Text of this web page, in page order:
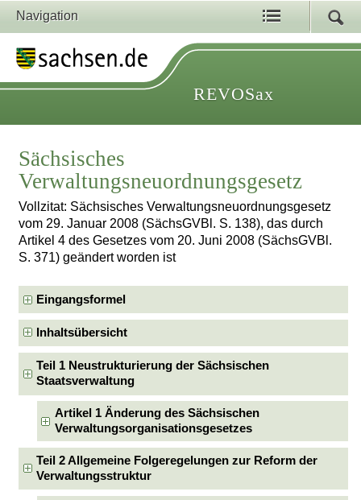
Navigation
REVOSax
Sächsisches
Verwaltungsneuordnungsgesetz
Vollzitat: Sächsisches Verwaltungsneuordnungsgesetz
vom 29. Januar 2008 (SächsGVBl. S. 138), das durch
Artikel 4 des Gesetzes vom 20. Juni 2008 (SächsGVBl.
S. 371) geändert worden ist
Eingangsformel
Inhaltsübersicht
Teil 1 Neustrukturierung der Sächsischen
Staatsverwaltung
Artikel 1 Änderung des Sächsischen
Verwaltungsorganisationsgesetzes
Teil 2 Allgemeine Folgeregelungen zur Reform der
Verwaltungsstruktur